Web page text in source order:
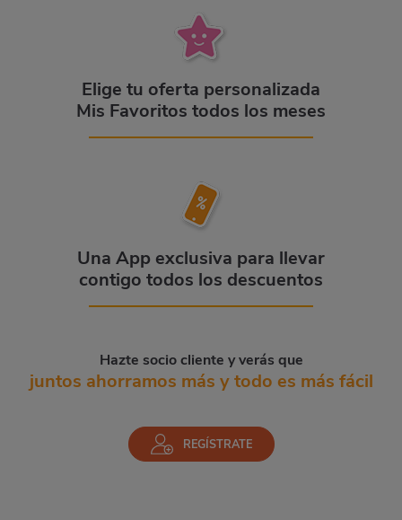
Elige tu oferta personalizada
Mis Favoritos todos los meses
Una App exclusiva para llevar
contigo todos los descuentos
Hazte socio cliente y verás que
juntos ahorramos más y todo es más fácil
REGÍSTRATE